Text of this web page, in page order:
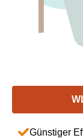
Günstiger